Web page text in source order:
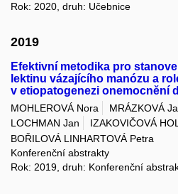
Rok: 2020, druh: Učebnice
2019
Efektivní metodika pro
lektinu vázajícího manózu a
v etiopatogenezi onemocnění
MOHLEROVÁ Nora MRÁZKOVÁ
LOCHMAN Jan
IZAKOVIČOVÁ
BOŘILOVÁ LINHARTOVÁ Petra
Konferenční abstrakty
Rok: 2019, druh: Konferenční